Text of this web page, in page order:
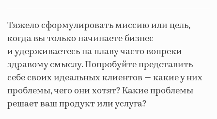
Тяжело сформулировать миссию или цель,
когда вы только начинаете бизнес
и удерживаетесь на плаву часто вопреки
здравому смыслу. Попробуйте представить
себе своих идеальных клиентов — какие у них
проблемы, чего они хотят? Какие проблемы
решает ваш продукт или услуга?